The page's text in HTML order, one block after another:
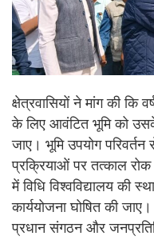
क्षेत्रवासियों ने मांग की कि
के लिए आवंटित भूमि को
जाए। भूमि उपयोग
प्रक्रियाओं पर तत्काल रोक
में विधि विश्वविद्यालय की
कार्ययोजना घोषित की
प्रधान संगठन और